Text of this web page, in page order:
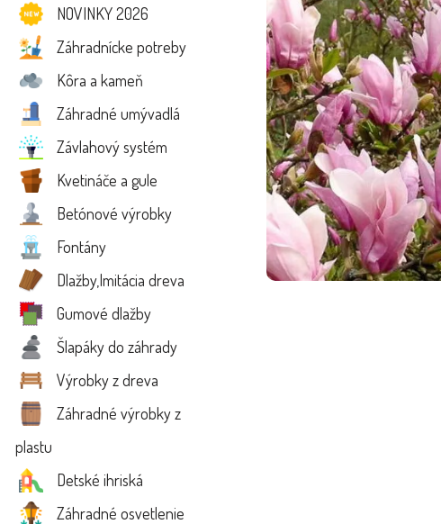
NOVINKY 2026
Záhradnícke potreby
Kôra a kameň
Záhradné umývadlá
Závlahový systém
Kvetináče a gule
Betónové výrobky
Fontány
Dlažby,Imitácia dreva
Gumové dlažby
Šlapáky do záhrady
Výrobky z dreva
Záhradné výrobky z
plastu
Detské ihriská
Záhradné osvetlenie